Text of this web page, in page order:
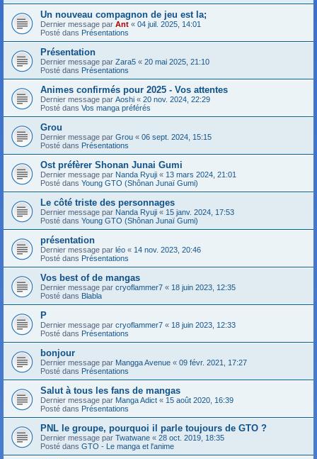
Un nouveau compagnon de jeu est la;
Dernier message par Ant « 04 juil. 2025, 14:01
Posté dans Présentations
Présentation
Dernier message par Zara5 « 20 mai 2025, 21:10
Posté dans Présentations
Animes confirmés pour 2025 - Vos attentes
Dernier message par Aoshi « 20 nov. 2024, 22:29
Posté dans Vos manga préférés
Grou
Dernier message par Grou « 06 sept. 2024, 15:15
Posté dans Présentations
Ost préfèrer Shonan Junai Gumi
Dernier message par Nanda Ryuji « 13 mars 2024, 21:01
Posté dans Young GTO (Shônan Junaï Gumi)
Le côté triste des personnages
Dernier message par Nanda Ryuji « 15 janv. 2024, 17:53
Posté dans Young GTO (Shônan Junaï Gumi)
présentation
Dernier message par léo « 14 nov. 2023, 20:46
Posté dans Présentations
Vos best of de mangas
Dernier message par cryoflammer7 « 18 juin 2023, 12:35
Posté dans Blabla
P
Dernier message par cryoflammer7 « 18 juin 2023, 12:33
Posté dans Présentations
bonjour
Dernier message par Mangga Avenue « 09 févr. 2021, 17:27
Posté dans Présentations
Salut à tous les fans de mangas
Dernier message par Manga Adict « 15 août 2020, 16:39
Posté dans Présentations
PNL le groupe, pourquoi il parle toujours de GTO ?
Dernier message par Twatwane « 28 oct. 2019, 18:35
Posté dans GTO - Le manga et l'anime